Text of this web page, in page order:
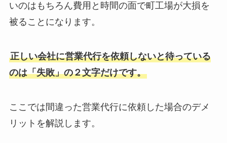
いのはもちろん費用と時間の面で町工場が大損を
被ることになります。
正しい会社に営業代行を依頼しないと待っている
のは「失敗」の２文字だけです。
ここでは間違った営業代行に依頼した場合のデメ
リットを解説します。